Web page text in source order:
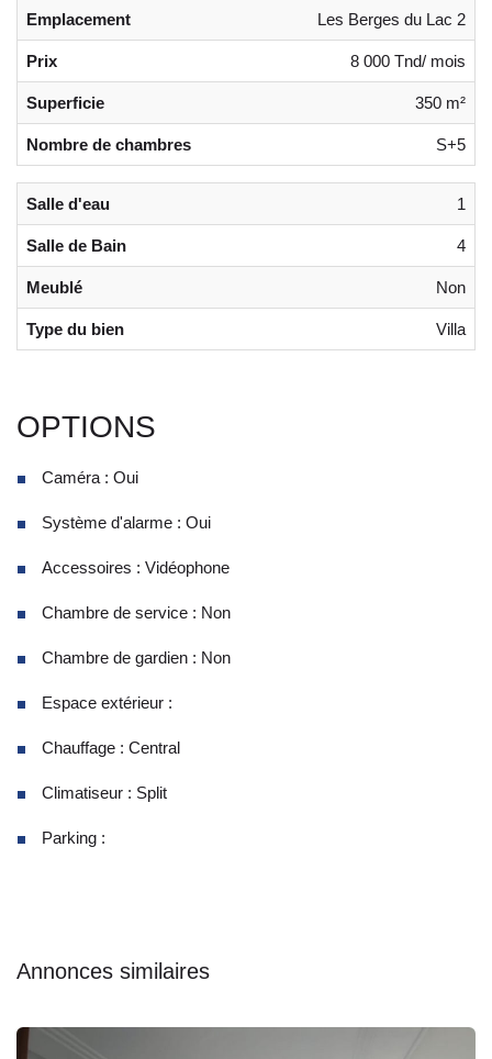
Emplacement Les Berges du Lac 2
Prix 8 000 Tnd/ mois
Superficie 350 m²
Nombre de chambres S+5
Salle d'eau 1
Salle de Bain 4
Meublé Non
Type du bien Villa
OPTIONS
Caméra : Oui
Système d'alarme : Oui
Accessoires : Vidéophone
Chambre de service : Non
Chambre de gardien : Non
Espace extérieur :
Chauffage : Central
Climatiseur : Split
Parking :
Annonces similaires